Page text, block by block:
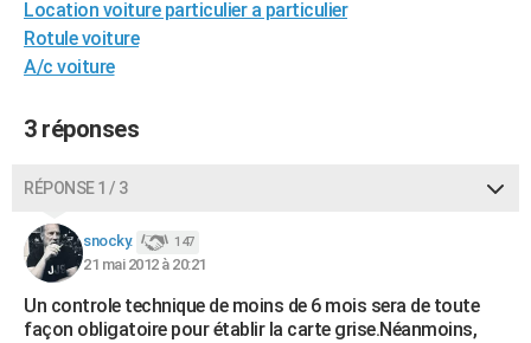
GUIDES D'ACHAT
BONS PLANS
CARTE DE VOEUX
COPAINS D'AVANT
S'inscrire
Se connecter
Lycées
Collèges
Primaires
Universités
Entreprises
Service militaire
Avis de recherche
AVIS DE DÉCÈS
Location voiture particulier a particulier
Rotule voiture
A/c voiture
3 réponses
RÉPONSE 1 / 3
snocky. 147
21 mai 2012 à 20:21
Un controle technique de moins de 6 mois sera de toute
façon obligatoire pour établir la carte grise.Néanmoins,